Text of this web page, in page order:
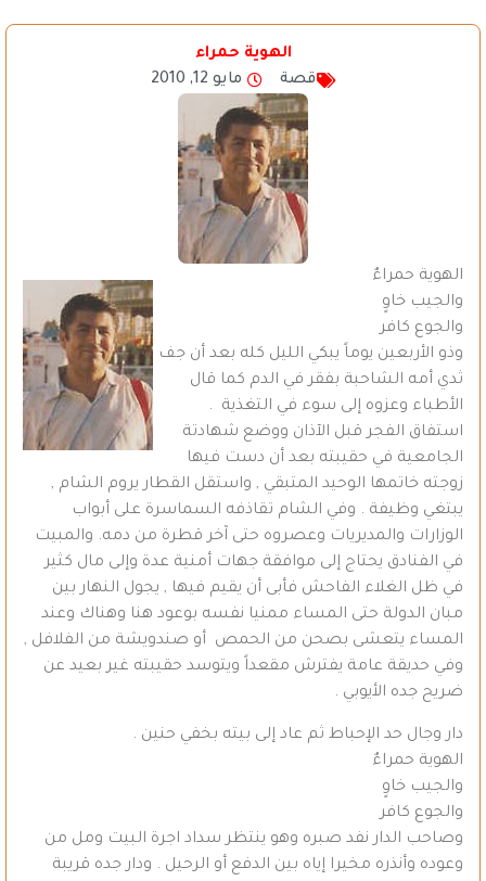
الهوية حمراء
قصة
مايو 12, 2010
الهوية حمراءٌ
والجيب خاوٍ
والجوع كافر
وذو الأربعين يوماً يبكي الليل كله بعد أن جف
ثدي أمه الشاحبة بفقر في الدم كما قال
الأطباء وعزوه إلى سوء في التغذية .
استفاق الفجر قبل الآذان ووضع شهادتة
الجامعية في حقيبته بعد أن دست فيها
زوجته خاتمها الوحيد المتبقي , واستقل القطار يروم الشام ,
يبتغي وظيفة . وفي الشام تقاذفه السماسرة على أبواب
الوزارات والمديريات وعصروه حتى آخر قطرة من دمه. والمبيت
في الفنادق يحتاج إلى موافقة جهات أمنية عدة وإلى مال كثير
في ظل الغلاء الفاحش فأبى أن يقيم فيها , يجول النهار بين
مبان الدولة حتى المساء ممنيا نفسه بوعود هنا وهناك وعند
المساء يتعشى بصحن من الحمص أو صندويشة من الفلافل ,
وفي حديقة عامة يفترش مقعداً ويتوسد حقيبته غير بعيد عن
ضريح جده الأيوبي .
دار وجال حد الإحباط ثم عاد إلى بيته بخفي حنين .
الهوية حمراءٌ
والجيب خاوٍ
والجوع كافر
وصاحب الدار نفد صبره وهو ينتظر سداد اجرة البيت ومل من
وعوده وأنذره مخيرا إياه بين الدفع أو الرحيل . ودار جده قريبة